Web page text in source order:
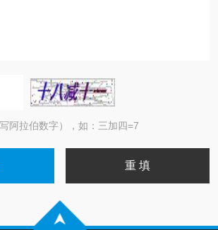
阿拉伯数字），如：三加四=7